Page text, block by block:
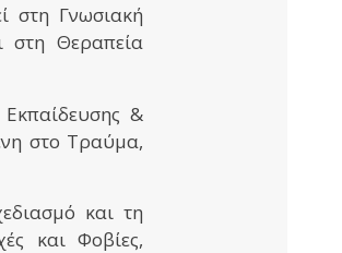
στη Γνωσιακή
στη Θεραπεία
Εκπαίδευσης &
στο Τραύμα,
και τη
και Φοβίες,